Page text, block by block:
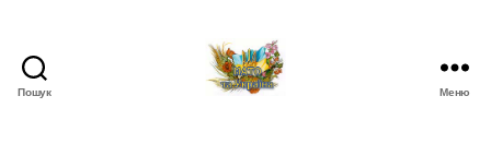
Пошук Меню